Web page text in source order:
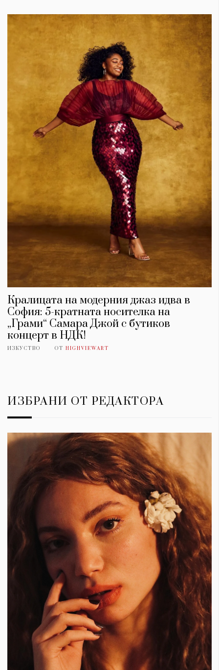
Кралицата на модерния джаз идва в
София: 5-кратната носителка на
„Грами“ Самара Джой с бутиков
концерт в НДК!
ИЗКУСТВО ОТ HIGHVIEWART
ИЗБРАНИ ОТ РЕДАКТОРА
Wine&Dine
Мода
Изкуство
Красота
Гурме
Пътувай
Wellness
Условия за
ползване
Политика за
поверителност
ModerenDom
Facebook Instagram Twitter
Pinterest
YouTube
Spotify Soundcloud
Ако нашият сайт ви харесва, можете да се абонирате за
седмичния ни нюзлетър тук:
© 2026, HighViewArt | Всички права запазени